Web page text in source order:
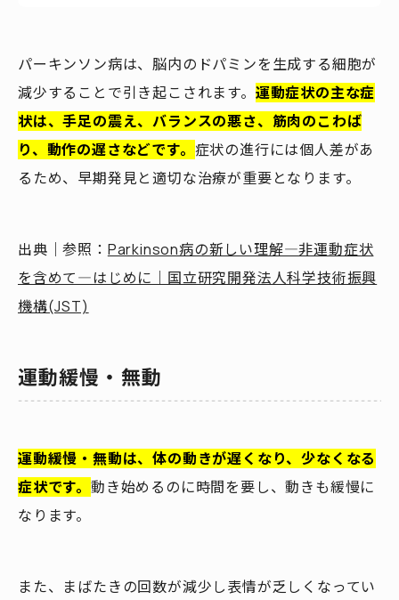
パーキンソン病は、脳内のドパミンを生成する細胞が
減少することで引き起こされます。 運動症状の主な症
状は、手足の震え、バランスの悪さ、筋肉のこわば
り、動作の遅さなどです。 症状の進行には個人差があ
るため、早期発見と適切な治療が重要となります。
出典｜参照： Parkinson病の新しい理解―非運動症状
を含めて―はじめに｜国立研究開発法人科学技術振興
機構(JST)
運動緩慢・無動
運動緩慢・無動は、体の動きが遅くなり、少なくなる
症状です。 動き始めるのに時間を要し、動きも緩慢に
なります。
また、まばたきの回数が減少し表情が乏しくなってい